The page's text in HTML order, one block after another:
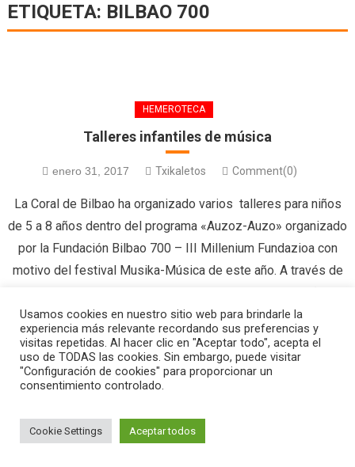
ETIQUETA: BILBAO 700
HEMEROTECA
Talleres infantiles de música
enero 31, 2017 Txikaletos Comment(0)
La Coral de Bilbao ha organizado varios talleres para niños
de 5 a 8 años dentro del programa «Auzoz-Auzo» organizado
por la Fundación Bilbao 700 – III Millenium Fundazioa con
motivo del festival Musika-Música de este año. A través de
percusión, los niños se embarcarán en […]
|Editorial by
Usamos cookies en nuestro sitio web para brindarle la
experiencia más relevante recordando sus preferencias y
visitas repetidas. Al hacer clic en "Aceptar todo", acepta el
uso de TODAS las cookies. Sin embargo, puede visitar
"Configuración de cookies" para proporcionar un
consentimiento controlado.
Cookie Settings Aceptar todos